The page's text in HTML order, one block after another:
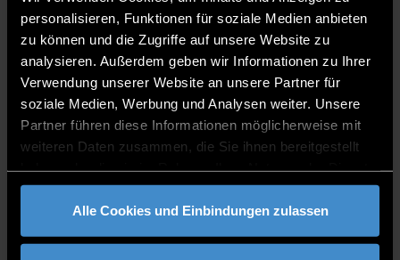
personalisieren, Funktionen für soziale Medien anbieten
zu können und die Zugriffe auf unsere Website zu
analysieren. Außerdem geben wir Informationen zu Ihrer
Verwendung unserer Website an unsere Partner für
soziale Medien, Werbung und Analysen weiter. Unsere
Partner führen diese Informationen möglicherweise mit
weiteren Daten zusammen, die Sie ihnen bereitgestellt
gesammelt haben.
Alle Cookies und Einbindungen zulassen
SPRECHZEITEN
Montag, 13.00 - 14.00
PUBLIKATIONEN